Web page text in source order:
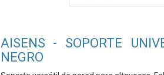
AISENS - SOPORTE
NEGRO